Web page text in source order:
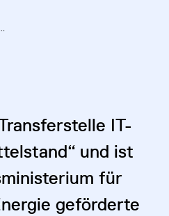
IT-
und ist
für
geförderte